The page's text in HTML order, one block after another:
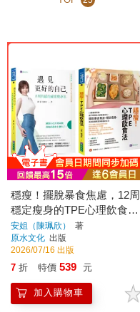
穩瘦！擺脫暴食焦慮，12周
穩定瘦身的TPE心理飲食法
套書(共2本)
安姐（陳珮欣）
著
原水文化 出版
2026/07/16 出版
7 折 特價 539 元
加入購物車